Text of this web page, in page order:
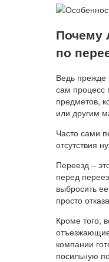
Почему
по
Ведь прежде
сам процесс
предметов,
или другим
Часто сами
отсутствия
Переезд –
перед
выбросить
просто
Кроме того,
компании
посильную